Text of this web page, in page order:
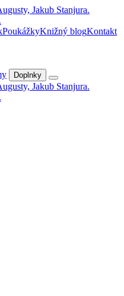
PoukážkyKnižný blogKontakt
Doplnky